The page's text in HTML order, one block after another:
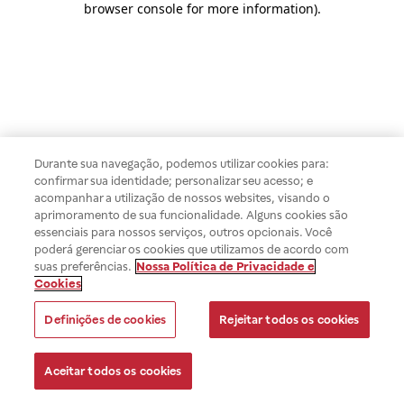
browser console for more information).
Durante sua navegação, podemos utilizar cookies para:
confirmar sua identidade; personalizar seu acesso; e
acompanhar a utilização de nossos websites, visando o
aprimoramento de sua funcionalidade. Alguns cookies são
essenciais para nossos serviços, outros opcionais. Você
poderá gerenciar os cookies que utilizamos de acordo com
suas preferências. Nossa Política de Privacidade e
Cookies
Definições de cookies Rejeitar todos os cookies
Aceitar todos os cookies